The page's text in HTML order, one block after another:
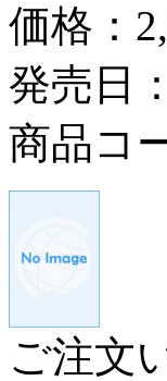
価格：
発売日
商品コ
ご注文